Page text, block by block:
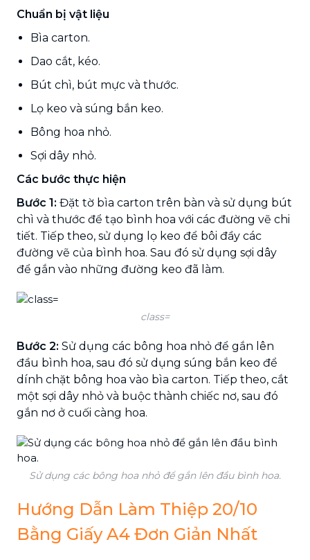
Chuẩn bị vật liệu
Bìa carton.
Dao cắt, kéo.
Bút chì, bút mực và thước.
Lọ keo và súng bắn keo.
Bông hoa nhỏ.
Sợi dây nhỏ.
Các bước thực hiện
Bước 1: Đặt tờ bìa carton trên bàn và sử dụng bút
chì và thước để tạo bình hoa với các đường vẽ chi
tiết. Tiếp theo, sử dụng lọ keo để bôi đầy các
đường vẽ của bình hoa. Sau đó sử dụng sợi dây
để gắn vào những đường keo đã làm.
class=
Bước 2: Sử dụng các bông hoa nhỏ để gắn lên
đầu bình hoa, sau đó sử dụng súng bắn keo để
dính chặt bông hoa vào bìa carton. Tiếp theo, cắt
một sợi dây nhỏ và buộc thành chiếc nơ, sau đó
gắn nơ ở cuối càng hoa.
Sử dụng các bông hoa nhỏ để gắn lên đầu bình hoa.
Hướng Dẫn Làm Thiệp 20/10
Bằng Giấy A4 Đơn Giản Nhất